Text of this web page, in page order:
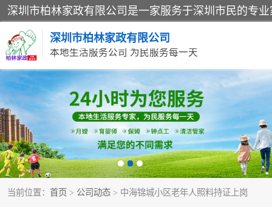
深圳市柏林家政有限公司
本地生活服务公司 为民服务每一天
当前位置： 首页 > 公司动态 > 中海锦城小区老年人照料持证上岗
家居保洁
家庭保姆